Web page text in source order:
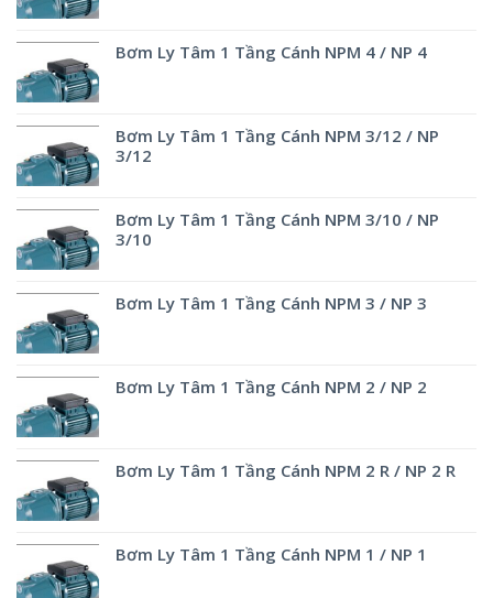
Bơm Ly Tâm 1 Tầng Cánh NPM 4 / NP 4
Bơm Ly Tâm 1 Tầng Cánh NPM 3/12 / NP
3/12
Bơm Ly Tâm 1 Tầng Cánh NPM 3/10 / NP
3/10
Bơm Ly Tâm 1 Tầng Cánh NPM 3 / NP 3
Bơm Ly Tâm 1 Tầng Cánh NPM 2 / NP 2
Bơm Ly Tâm 1 Tầng Cánh NPM 2 R / NP 2 R
Bơm Ly Tâm 1 Tầng Cánh NPM 1 / NP 1